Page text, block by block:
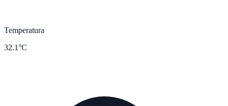
Temperatura
32.1°C